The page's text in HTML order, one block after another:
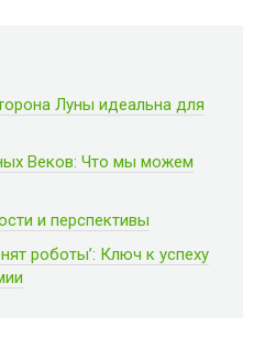
Луны идеальна для
Веков: Что мы можем
и перспективы
роботы’: Ключ к успеху